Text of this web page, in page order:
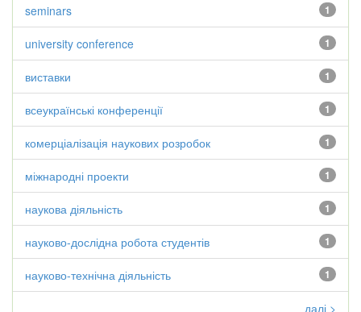
1
seminars
1
university conference
1
виставки
1
всеукраїнські конференції
1
комерціалізація наукових розробок
1
міжнародні проекти
1
наукова діяльність
1
науково-дослідна робота студентів
1
науково-технічна діяльність
далі >